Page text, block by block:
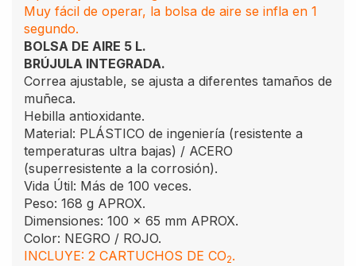
Muy fácil de operar, la bolsa de aire se infla en 1
segundo.
BOLSA DE AIRE 5 L.
BRÚJULA INTEGRADA.
Correa ajustable, se ajusta a diferentes tamaños de
muñeca.
Hebilla antioxidante.
Material: PLÁSTICO de ingeniería (resistente a
temperaturas ultra bajas) / ACERO
(superresistente a la corrosión).
Vida Útil: Más de 100 veces.
Peso: 168 g APROX.
Dimensiones: 100 x 65 mm APROX.
Color: NEGRO / ROJO.
INCLUYE: 2 CARTUCHOS DE CO2.